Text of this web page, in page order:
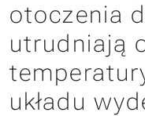
otoczenia
utrudniają
układu